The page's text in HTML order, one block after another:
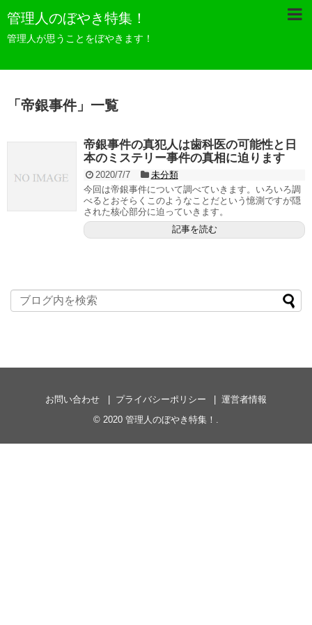
管理人のぼやき特集！
管理人が思うことをぼやきます！
「 帝銀事件」 一覧
帝銀事件の真犯人は歯科医の可能性と日
本のミステリー事件の真相に迫ります
2020/7/7
未分類
今回は帝銀事件について調べていきます。いろいろ調
べるとおそらくこのようなことだという憶測ですが隠
された核心部分に迫っていきます。
記事を読む
お問い合わせ プライバシーポリシー
運営者情報
© 2020 管理人のぼやき特集！ .